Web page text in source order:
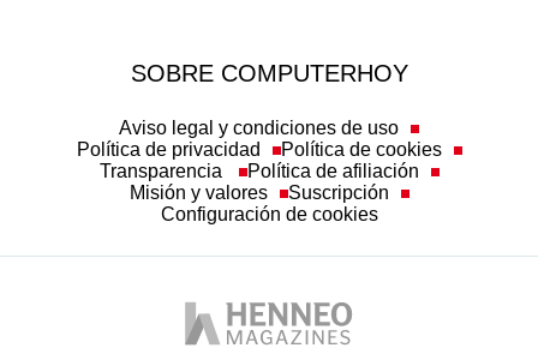
SOBRE COMPUTERHOY
Aviso legal y condiciones de uso
Política de privacidad
Política de cookies
Transparencia
Política de afiliación
Misión y valores
Suscripción
Configuración de cookies